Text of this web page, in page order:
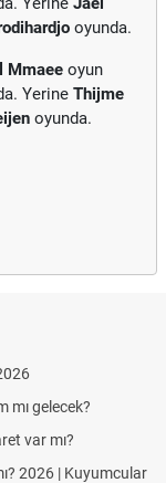
oyunda.
Mmaee oyun
Yerine Thijme
oyunda.
mı gelecek?
var mı?
2026 | Kuyumcular